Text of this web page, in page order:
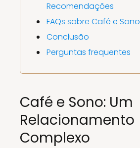
Recomendações
FAQs sobre Café e Sono
Conclusão
Perguntas frequentes
Café e Sono: Um
Relacionamento
Complexo